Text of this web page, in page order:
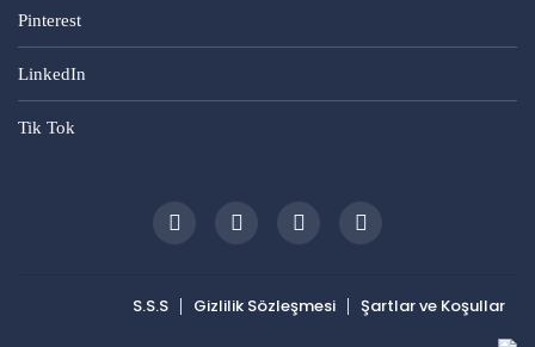
Pinterest
LinkedIn
Tik Tok
S.S.S Gizlilik Sözleşmesi Şartlar ve Koşullar